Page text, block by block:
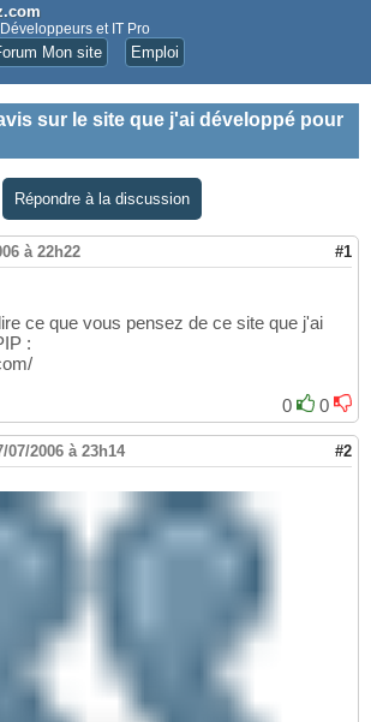
et IT Pro
Mon site Emploi
sur le site que j'ai développé pour
Répondre à la discussion
à 22h22 #1
ce que vous pensez de ce site que j'ai
:
0
0
07/2006 à 23h14 #2